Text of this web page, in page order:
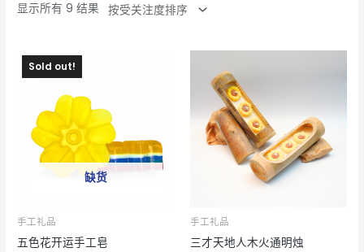
显示所有 9 结果
Sold out!
缺货
手工礼品
五色花开运手工皂
手工礼品
三才天地人木火通明烛